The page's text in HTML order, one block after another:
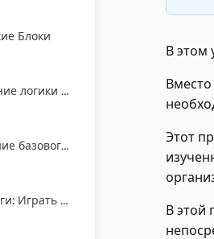
Блоки
Первые шаги: Создание логики прыжка для игрока
Первые шаги: создание базового движения игрока
Первоначальные шаги: Играть анимации персонажа
В этом
Этот
В этой